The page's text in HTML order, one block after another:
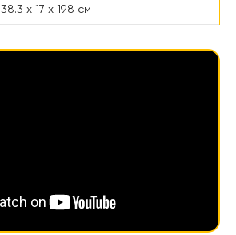
38.3 х 17 х 19.8 см